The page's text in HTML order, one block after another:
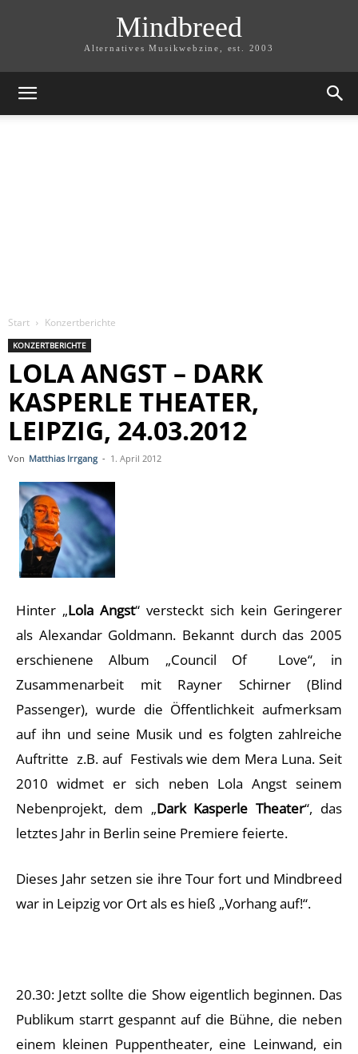
Mindbreed
Alternatives Musikwebzine, est. 2003
Start Konzertberichte
KONZERTBERICHTE
LOLA ANGST – DARK
KASPERLE THEATER,
LEIPZIG, 24.03.2012
Von Matthias Irrgang - 1. April 2012
Hinter „Lola Angst“ versteckt sich kein Geringerer
als Alexandar Goldmann. Bekannt durch das 2005
erschienene Album „Council Of Love“, in
Zusammenarbeit mit Rayner Schirner (Blind
Passenger), wurde die Öffentlichkeit aufmerksam
auf ihn und seine Musik und es folgten zahlreiche
Auftritte z.B. auf Festivals wie dem Mera Luna. Seit
2010 widmet er sich neben Lola Angst seinem
Nebenprojekt, dem „Dark Kasperle Theater“, das
letztes Jahr in Berlin seine Premiere feierte.
Dieses Jahr setzen sie ihre Tour fort und Mindbreed
war in Leipzig vor Ort als es hieß „Vorhang auf!“.
20.30: Jetzt sollte die Show eigentlich beginnen. Das
Publikum starrt gespannt auf die Bühne, die neben
einem kleinen Puppentheater, eine Leinwand, ein